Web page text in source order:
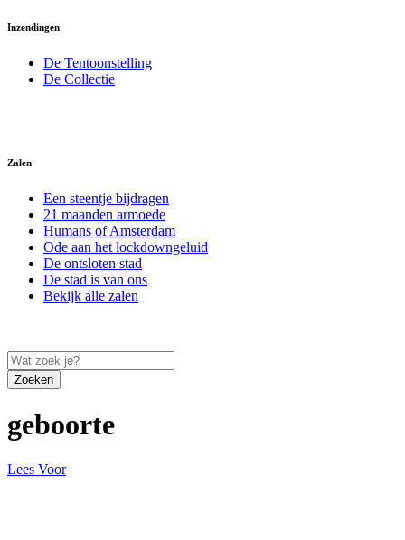
Inzendingen
De Tentoonstelling
De Collectie
Zalen
Een steentje bijdragen
21 maanden armoede
Humans of Amsterdam
Ode aan het lockdowngeluid
De ontsloten stad
De stad is van ons
Bekijk alle zalen
Zoeken
geboorte
Lees Voor